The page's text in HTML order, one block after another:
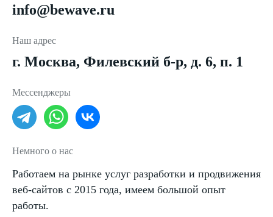
info@bewave.ru
Наш адрес
г. Москва, Филевский б-р, д. 6, п. 1
Мессенджеры
Немного о нас
Работаем на рынке услуг разработки и продвижения
веб-сайтов с 2015 года, имеем большой опыт
работы.